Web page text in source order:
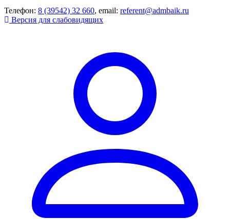
Телефон: 8 (39542) 32 660, email: referent@admbaik.ru
Версия для слабовидящих